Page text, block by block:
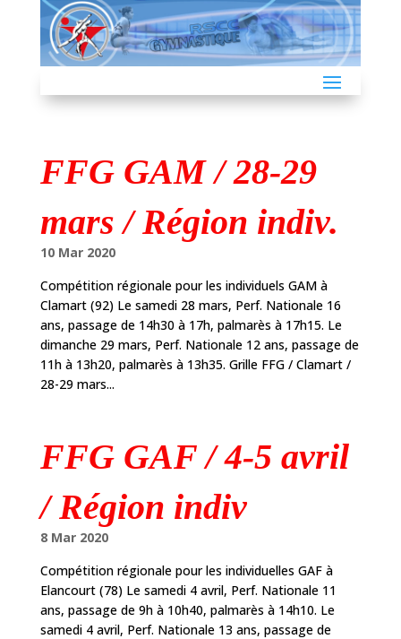
FFG GAM / 28-29
mars / Région indiv.
10 Mar 2020
Compétition régionale pour les individuels GAM à
Clamart (92) Le samedi 28 mars, Perf. Nationale 16
ans, passage de 14h30 à 17h, palmarès à 17h15. Le
dimanche 29 mars, Perf. Nationale 12 ans, passage de
11h à 13h20, palmarès à 13h35. Grille FFG / Clamart /
28-29 mars...
FFG GAF / 4-5 avril
/ Région indiv
8 Mar 2020
Compétition régionale pour les individuelles GAF à
Elancourt (78) Le samedi 4 avril, Perf. Nationale 11
ans, passage de 9h à 10h40, palmarès à 14h10. Le
samedi 4 avril, Perf. Nationale 13 ans, passage de